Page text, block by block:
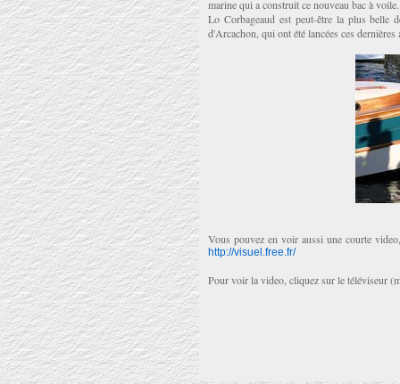
marine qui a construit ce nouveau bac à voile.
Lo Corbageaud est peut-être la plus
d'Arcachon, qui ont été lancées ces dernières
Vous pouvez en voir aussi une courte
http://visuel.free.fr/
Pour voir la video, cliquez sur le téléviseur